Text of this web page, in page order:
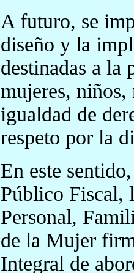
A futuro, se
diseño y la
destinadas a la
mujeres, niños,
igualdad de
respeto por la
En este
Público Fiscal,
Personal,
de la Mujer
Integral de